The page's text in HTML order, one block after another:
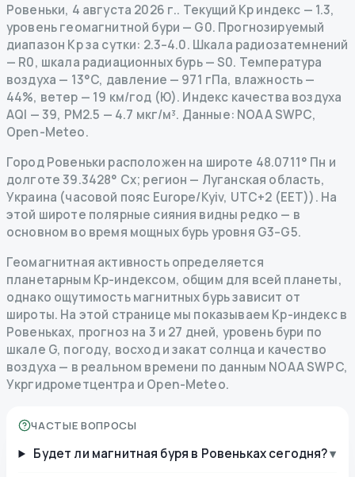
Ровеньки, 4 августа 2026 г.. Текущий Kp индекс — 1.3,
уровень геомагнитной бури — G0. Прогнозируемый
диапазон Kp за сутки: 2.3–4.0. Шкала радиозатемнений
— R0, шкала радиационных бурь— S0. Температура
воздуха — 13°C, давление — 971 гПа, влажность —
44%, ветер — 19 км/год (Ю). Индекс качества воздуха
AQI — 39, PM2.5 — 4.7 мкг/м³. Данные: NOAA SWPC,
Open-Meteo.
Город Ровеньки расположен на широте 48.0711° Пн и
долготе 39.3428° Сх; регион — Луганская область,
Украина (часовой пояс Europe/Kyiv, UTC+2 (EET)). На
этой широте полярные сияния видны редко — в
основном во время мощных бурь уровня G3–G5.
Геомагнитная активность определяется
планетарным Kp-индексом, общим для всей планеты,
однако ощутимость магнитных бурь зависит от
широты. На этой странице мы показываем Kp-индекс в
Ровеньках, прогноз на 3 и 27 дней, уровень бури по
шкале G, погоду, восход и закат солнца и качество
воздуха — в реальном времени по данным NOAA SWPC,
Укргидрометцентра и Open-Meteo.
ЧАСТЫЕ ВОПРОСЫ
Будет ли магнитная буря в Ровеньках сегодня?▾